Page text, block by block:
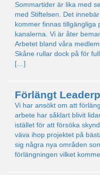
Sommartider är lika med
med Stiftelsen. Det
kommer finnas tillgängliga
kanalerna. Vi är åter
Arbetet bland våra
Skåne rullar dock på för
[…]
Förlängt
Vi har ansökt om att
arbete har såklart blivit
istället för att försöka
väva ihop projektet på
sig några nya områden
förlängningen vilket